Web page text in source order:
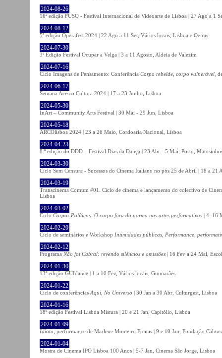
2024-08-26
16ª edição FUSO - Festival Internacional de Videoarte de Lisboa | 27 Ago a 1
2024-08-12
5ª edição Operafest 2024 | 22 Ago a 11 Set, Vários locais, Lisboa e Oeiras
2024-07-30
3ª Edição Festival Ocupar a Velga | 3 a 11 Agosto, Aldeia de Valezim
2024-07-16
Ciclo Imagens de Pensamento: Conferência Corpo rebelde, corpo vulnerável ,
2024-06-17
Semana Acesso Cultura 2024 | 17 a 23 Junho, Lisboa
2024-05-30
InArt – Community Arts Festival | 30 Mai - 29 Jun, Lisboa
2024-05-18
ARCOlisboa 2024 | 23 a 26 Maio, Cordoaria Nacional, Lisboa
2024-04-23
8.ª edição do DDD – Festival Dias da Dança | 23 Abr - 5 Mai, Porto,
2024-03-30
Ciclo Sem Censura - Sucessos do Cinema Italiano no pós 25 de Abril | 18 a
2024-03-19
Transcinema Comum #01. Ciclo de cinema e lançamento do colectivo de
Lisboa
2024-03-02
Ciclo Corpos Políticos: O corpo fora da norma nas artes performativas | 4–16
2024-02-20
Ciclo de seminários e Workshop Intimidades públicas, Performance,
2024-02-12
Programa Não foi Cabral: revendo silêncios e omissões | 16 Fev a 24 Mai,
2024-01-30
13ª edição GUIdance | 1 a 10 Fev, Vários locais, Guimarães
2024-01-22
Ciclo de conferências Aqui, No Universo | 30 Jan a 30 Abr, Culturgest, Lisboa
2024-01-16
18º edição Festival Lisboa Mistura | 20 e 21 Jan, Capitólio, Lisboa
2024-01-09
Idiota , performance de Marlene Monteiro Freitas | 9 e 10 Jan, Fundação
2024-01-04
Mostra de Cinema IPO Lisboa 100 Anos | 5-7 Jan, Cinema São Jorge, Lisboa